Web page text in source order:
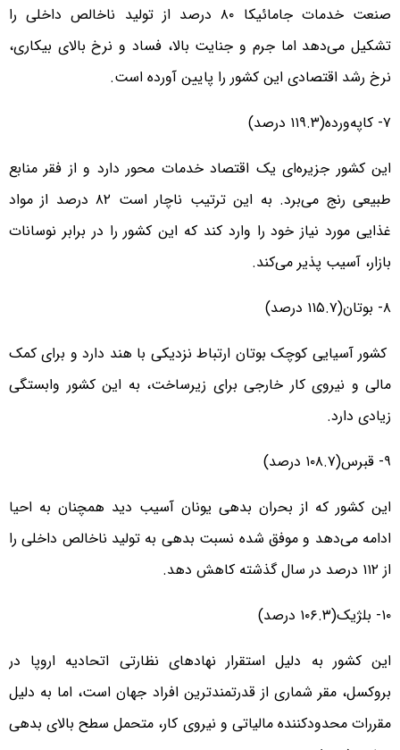
صنعت خدمات جامائیکا ۸۰ درصد از تولید ناخالص داخلی را
تشکیل می‌دهد اما جرم و جنایت بالا، فساد و نرخ بالای بیکاری،
نرخ رشد اقتصادی این کشور را پایین آورده است.
۷- کاپه‌ورده(۱۱۹.۳ درصد)
این کشور جزیره‌ای یک اقتصاد خدمات محور دارد و از فقر منابع
طبیعی رنج می‌برد. به این ترتیب ناچار است ۸۲ درصد از مواد
غذایی مورد نیاز خود را وارد کند که این کشور را در برابر نوسانات
بازار، آسیب پذیر می‌کند.
۸- بوتان(۱۱۵.۷ درصد)
کشور آسیایی کوچک بوتان ارتباط نزدیکی با هند دارد و برای کمک
مالی و نیروی کار خارجی برای زیرساخت، به این کشور وابستگی
زیادی دارد.
۹- قبرس(۱۰۸.۷ درصد)
این کشور که از بحران بدهی یونان آسیب دید همچنان به احیا
ادامه می‌دهد و موفق شده نسبت بدهی به تولید ناخالص داخلی را
از ۱۱۲ درصد در سال گذشته کاهش دهد.
۱۰- بلژیک(۱۰۶.۳ درصد)
این کشور به دلیل استقرار نهادهای نظارتی اتحادیه اروپا در
بروکسل، مقر شماری از قدرتمندترین افراد جهان است، اما به دلیل
مقررات محدودکننده مالیاتی و نیروی کار، متحمل سطح بالای بدهی